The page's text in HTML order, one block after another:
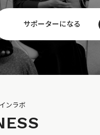
サポーターになる
ンラボ